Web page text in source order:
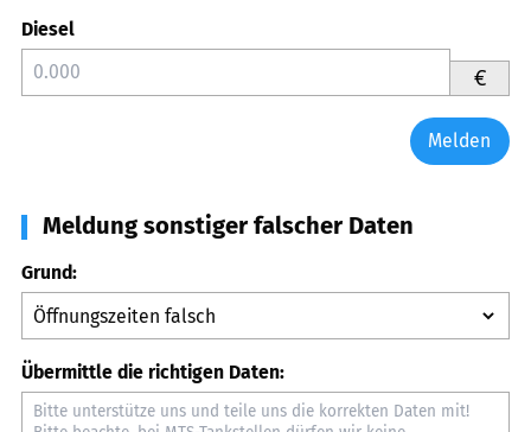
Diesel
€
Melden
Meldung sonstiger falscher Daten
Grund:
Übermittle die richtigen Daten: